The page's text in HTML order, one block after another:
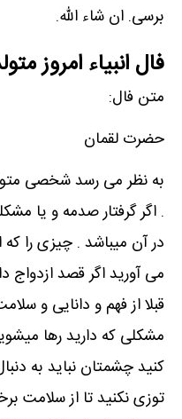
برسی. ان شاء الله.
فال انبیاء امروز
متن فال:
حضرت لقمان
به نظر می رسد شخصی
. اگر گرفتار صدمه و یا
در آن میباشد . چیزی را
می آورید اگر قصد ازدواج
قبلا از فهم و دانایی و
مشکلی که دارید رها
کنید چشمتان نباید به
توزی نکنید تا از سلامت